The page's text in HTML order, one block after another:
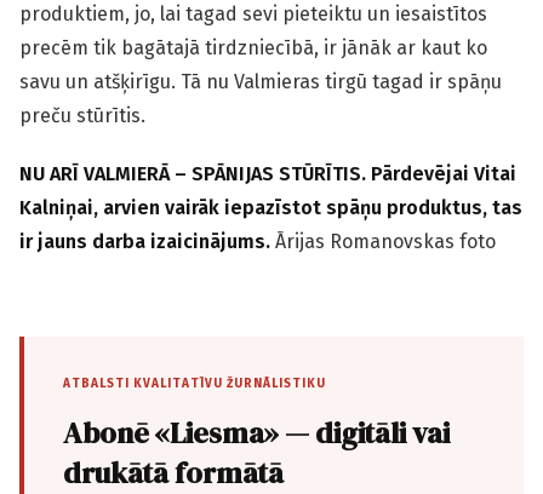
produktiem, jo, lai tagad sevi pieteiktu un iesaistītos
precēm tik bagātajā tirdz­niecībā, ir jānāk ar kaut ko
savu un atšķirīgu. Tā nu Valmieras tirgū tagad ir spāņu
preču stūrītis.
NU ARĪ VALMIERĀ – SPĀNIJAS STŪRĪTIS. Pārdevējai Vitai
Kalniņai, arvien vairāk iepazīstot spāņu produktus, tas
ir jauns darba izaicinājums. Ārijas Romanovskas foto
ATBALSTI KVALITATĪVU ŽURNĀLISTIKU
Abonē «Liesma» — digitāli vai
drukātā formātā